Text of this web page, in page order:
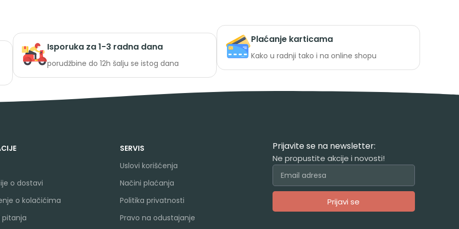
Isporuka za 1-3 radna dana
porudžbine do 12h šalju se istog dana
Plaćanje karticama
Kako u radnji tako i na online shopu
o dostavi
o kolačićima
pitanja
SERVIS
Uslovi korišćenja
Načini plaćanja
Politika privatnosti
Pravo na odustajanje
Prijavite se na newsletter:
Ne propustite akcije i novosti!
Prijavi se